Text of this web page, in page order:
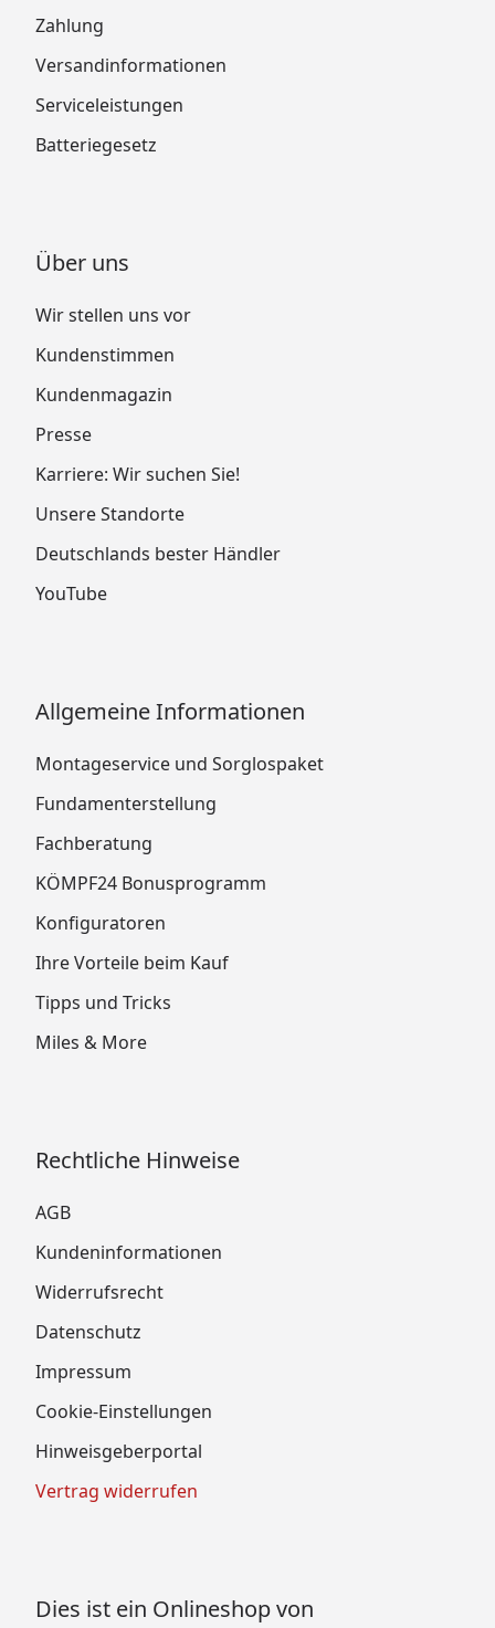
Zahlung
Versandinformationen
Serviceleistungen
Batteriegesetz
Über uns
Wir stellen uns vor
Kundenstimmen
Kundenmagazin
Presse
Karriere: Wir suchen Sie!
Unsere Standorte
Deutschlands bester Händler
YouTube
Allgemeine Informationen
Montageservice und Sorglospaket
Fundamenterstellung
Fachberatung
KÖMPF24 Bonusprogramm
Konfiguratoren
Ihre Vorteile beim Kauf
Tipps und Tricks
Miles & More
Rechtliche Hinweise
AGB
Kundeninformationen
Widerrufsrecht
Datenschutz
Impressum
Cookie-Einstellungen
Hinweisgeberportal
Vertrag widerrufen
Dies ist ein Onlineshop von